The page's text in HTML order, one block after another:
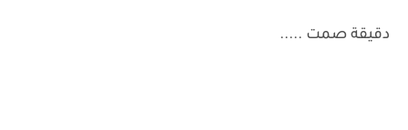
دقيقة صمت .....